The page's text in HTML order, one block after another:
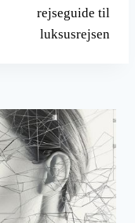
rejseguide til
luksusrejsen